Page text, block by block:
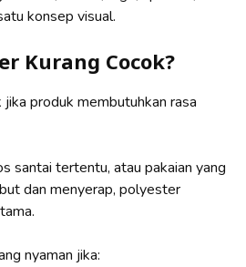
konsep visual.
Kurang Cocok?
produk membutuhkan rasa
santai tertentu, atau pakaian yang
dan menyerap, polyester
nyaman jika: